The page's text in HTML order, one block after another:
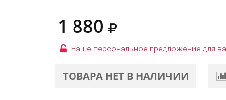
1 880
Наше персональное предложение для
ТОВАРА НЕТ В НАЛИЧИИ